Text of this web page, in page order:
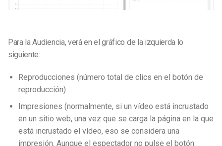
Para la Audiencia, verá en el gráfico de la izquierda lo
siguiente:
Reproducciones (número total de clics en el botón de
reproducción)
Impresiones (normalmente, si un vídeo está incrustado
en un sitio web, una vez que se carga la página en la que
está incrustado el vídeo, eso se considera una
impresión. Aunque el espectador no pulse el botón